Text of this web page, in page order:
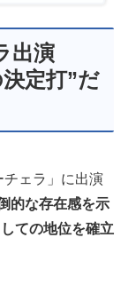
出演
定打”だ
ェラ」に出演
的な存在感を示
ての地位を確立